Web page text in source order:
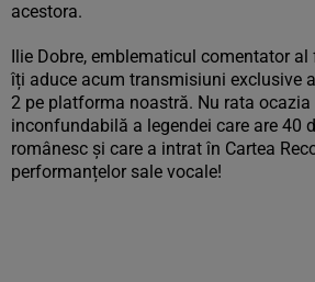
acestora.
Ilie Dobre, emblematicul comentator
îți aduce acum transmisiuni exclusive
2 pe platforma noastră. Nu rata
inconfundabilă a legendei care are 40
românesc și care a intrat în Cartea
performanțelor sale vocale!